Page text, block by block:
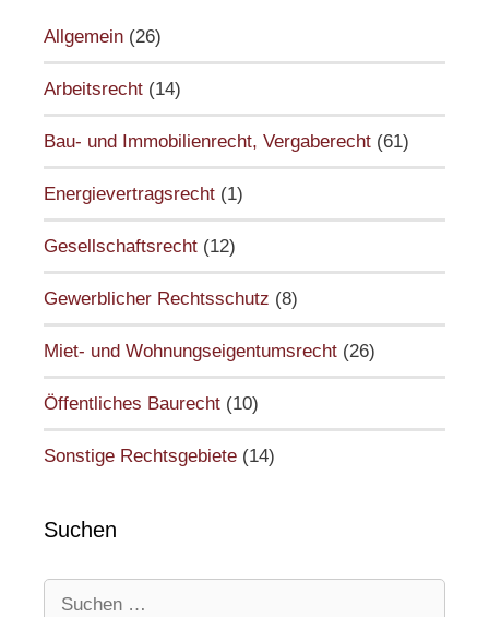
Allgemein (26)
Arbeitsrecht (14)
Bau- und Immobilienrecht, Vergaberecht (61)
Energievertragsrecht (1)
Gesellschaftsrecht (12)
Gewerblicher Rechtsschutz (8)
Miet- und Wohnungseigentumsrecht (26)
Öffentliches Baurecht (10)
Sonstige Rechtsgebiete (14)
Suchen